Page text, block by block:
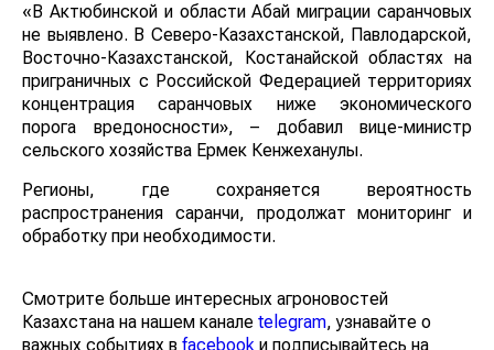
«В Актюбинской и области Абай миграции саранчовых
не выявлено. В Северо-Казахстанской, Павлодарской,
Восточно-Казахстанской, Костанайской областях на
приграничных с Российской Федерацией территориях
концентрация саранчовых ниже экономического
порога вредоносности», – добавил вице-министр
сельского хозяйства Ермек Кенжеханулы.
Регионы, где сохраняется вероятность
распространения саранчи, продолжат мониторинг и
обработку при необходимости.
Смотрите больше интересных агроновостей
Казахстана на нашем канале telegram, узнавайте о
важных событиях в facebook и подписывайтесь на